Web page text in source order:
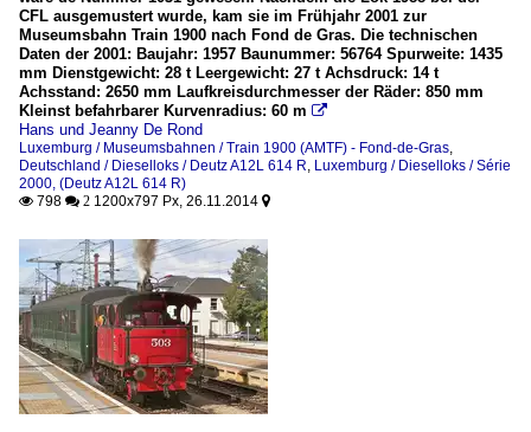
CFL ausgemustert wurde, kam sie im Frühjahr 2001 zur
Museumsbahn Train 1900 nach Fond de Gras. Die technischen
Daten der 2001: Baujahr: 1957 Baunummer: 56764 Spurweite: 1435
mm Dienstgewicht: 28 t Leergewicht: 27 t Achsdruck: 14 t
Achsstand: 2650 mm Laufkreisdurchmesser der Räder: 850 mm
Kleinst befahrbarer Kurvenradius: 60 m 
Hans und Jeanny De Rond
Luxemburg / Museumsbahnen / Train 1900 (AMTF) - Fond-de-Gras,
Deutschland / Dieselloks / Deutz A12L 614 R, Luxemburg / Dieselloks / Série
2000, (Deutz A12L 614 R)
 798  2 1200x797 Px, 26.11.2014 